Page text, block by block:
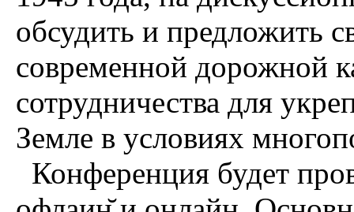
обсудить и предложить
современной дорожной
сотрудничества для
Земле в условиях
Конференция будет